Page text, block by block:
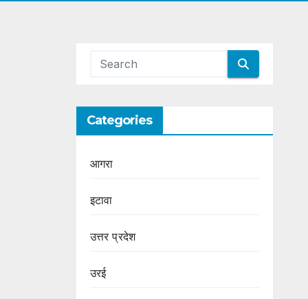
Categories
आगरा
इटावा
उत्तर प्रदेश
उरई